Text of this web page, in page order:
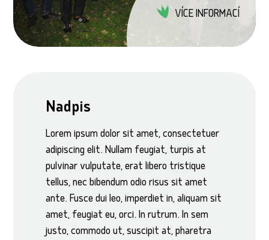
VÍCE INFORMACÍ
Nadpis
Lorem ipsum dolor sit amet, consectetuer
adipiscing elit. Nullam feugiat, turpis at
pulvinar vulputate, erat libero tristique
tellus, nec bibendum odio risus sit amet
ante. Fusce dui leo, imperdiet in, aliquam sit
amet, feugiat eu, orci. In rutrum. In sem
justo, commodo ut, suscipit at, pharetra